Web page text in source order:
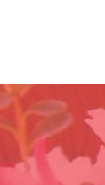
ツ
へ
ス
ッ
シ
ョ
ン
移